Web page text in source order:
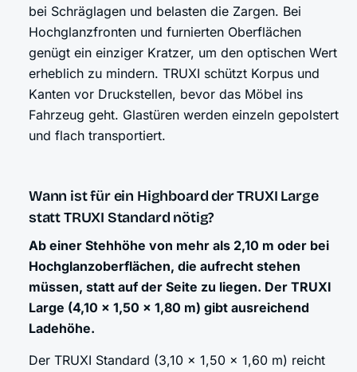
bei Schräglagen und belasten die Zargen. Bei
Hochglanzfronten und furnierten Oberflächen
genügt ein einziger Kratzer, um den optischen Wert
erheblich zu mindern. TRUXI schützt Korpus und
Kanten vor Druckstellen, bevor das Möbel ins
Fahrzeug geht. Glastüren werden einzeln gepolstert
und flach transportiert.
Wann ist für ein Highboard der TRUXI Large
statt TRUXI Standard nötig?
Ab einer Stehhöhe von mehr als 2,10 m oder bei
Hochglanzoberflächen, die aufrecht stehen
müssen, statt auf der Seite zu liegen. Der TRUXI
Large (4,10 × 1,50 × 1,80 m) gibt ausreichend
Ladehöhe.
Der TRUXI Standard (3,10 × 1,50 × 1,60 m) reicht